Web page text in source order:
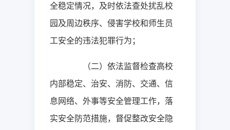
全稳定情况，及时依法查处扰乱校
园及周边秩序、侵害学校和师生员
工安全的违法犯罪行为；
（二）依法监督检查高校
内部稳定、治安、消防、交通、信
息网络、外事等安全管理工作，落
实安全防范措施，督促整改安全隐